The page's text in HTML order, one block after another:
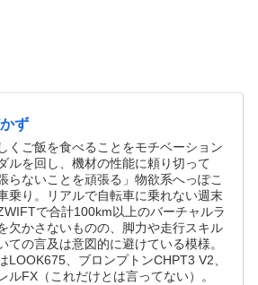
ず
くご飯を食べることをモチベーション
ルを回し、機材の性能に頼り切って
張らないことを頑張る」物欲系へっぽこ
乗り。リアルで自転車に乗れない週末
で合計100km以上のバーチャルラ
欠かさないものの、脚力や走行スキル
ての言及は意図的に避けている模様。
LOOK675、ブロンプトンCHPT3 V2、
ルFX（これだけとは言ってない）。